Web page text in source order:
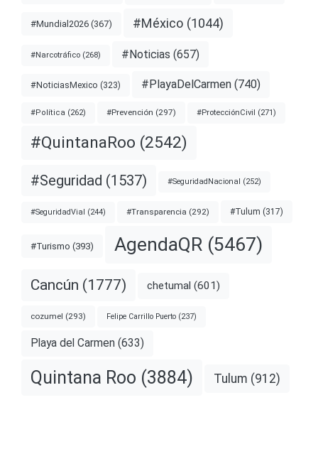
#Mundial2026 (367) #México (1044)
#Narcotráfico (268) #Noticias (657)
#NoticiasMexico (323) #PlayaDelCarmen (740)
#Política (262) #Prevención (297) #ProtecciónCivil (271)
#QuintanaRoo (2542)
#Seguridad (1537) #SeguridadNacional (252)
#SeguridadVial (244) #Transparencia (292) #Tulum (317)
#Turismo (393) AgendaQR (5467)
Cancún (1777) chetumal (601)
cozumel (293) Felipe Carrillo Puerto (237)
Playa del Carmen (633)
Quintana Roo (3884) Tulum (912)